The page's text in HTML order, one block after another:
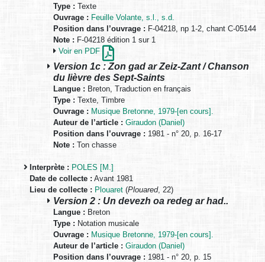
Type : Texte
Ouvrage : Feuille Volante, s.l., s.d.
Position dans l’ouvrage : F-04218, np 1-2, chant C-05144
Note : F-04218 édition 1 sur 1
Voir en PDF
Version 1c : Zon gad ar Zeiz-Zant / Chanson
du lièvre des Sept-Saints
Langue : Breton, Traduction en français
Type : Texte, Timbre
Ouvrage : Musique Bretonne, 1979-[en cours].
Auteur de l’article : Giraudon (Daniel)
Position dans l’ouvrage : 1981 - n° 20, p. 16-17
Note : Ton chasse
Interprète : POLES [M.]
Date de collecte : Avant 1981
Lieu de collecte : Plouaret (Plouared, 22)
Version 2 : Un devezh oa redeg ar had..
Langue : Breton
Type : Notation musicale
Ouvrage : Musique Bretonne, 1979-[en cours].
Auteur de l’article : Giraudon (Daniel)
Position dans l’ouvrage : 1981 - n° 20, p. 15